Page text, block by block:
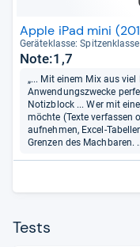
Apple iPad mini
Gerä­te­klasse: Spit­zen­klasse
Note:1,7
„... Mit einem Mix aus
Anwendungszwecke
Notizblock ... Wer mit
möchte (Texte verfassen
aufnehmen, Excel-
Grenzen des Machbaren.
Tests